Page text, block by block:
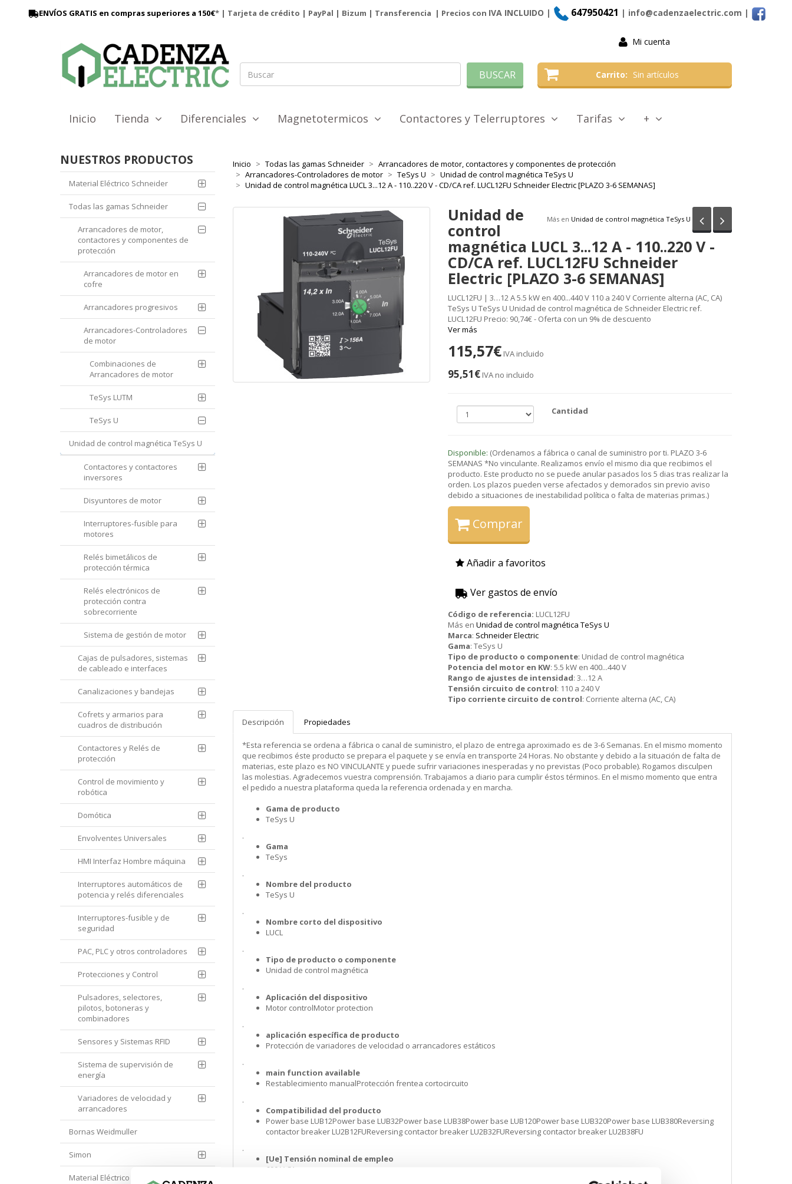
ENVÍOS GRATIS en compras superiores a 150€* | Tarjeta de crédito | PayPal | Bizum | Transferencia | Precios con IVA INCLUIDO | 647950421 | info@cadenzaelectric.com |
Mi cuenta
Carrito Sin artículos
BUSCAR
Inicio Tienda Diferenciales Magnetotermicos Contactores y Telerruptores Tarifas +
Inicio Todas las gamas Schneider
Arrancadores de motor, contactores y componentes de protección
Arrancadores-Controladores de motor
TeSys U
Unidad de control magnética TeSys U
Unidad de control magnética LUCL 3...12 A - 110..220 V - CD/CA ref. LUCL12FU Schneider Electric [PLAZO 3-6 SEMANAS]
Más en Unidad de control magnética TeSys U Anterior
Unidad de
control
magnética LUCL 3...12 A - 110..220 V -
CD/CA ref. LUCL12FU Schneider
Electric [PLAZO 3-6 SEMANAS]
LUCL12FU | 3…12 A 5.5 kW en 400...440 V 110 a 240 V Corriente alterna (AC, CA)
TeSys U TeSys U Unidad de control magnética de Schneider Electric ref.
LUCL12FU Precio: 90,74€ - Oferta con un 9% de descuento
Ver más
115,57€ IVA incluido
95,51€ IVA no incluido
Cantidad
Disponible: (Ordenamos a fábrica o canal de suministro por ti. PLAZO 3-6
SEMANAS *No vinculante. Realizamos envío el mismo dia que recibimos el
producto. Este producto no se puede anular pasados los 5 dias tras realizar la
orden. Los plazos pueden verse afectados y demorados sin previo aviso
debido a situaciones de inestabilidad política o falta de materias primas.)
Comprar
Añadir a favoritos
Ver gastos de envío
Código de referencia: LUCL12FU
Más enUnidad de control magnética TeSys U
Marca: Schneider Electric
Gama:TeSys U
Tipo de producto o componente: Unidad de control magnética
Potencia del motor en KW:5.5 kW en 400...440 V
Rango de ajustes de intensidad:3…12 A
Tensión circuito de control: 110 a 240 V
Tipo corriente circuito de control: Corriente alterna (AC, CA)
Descripción Propiedades
*Esta referencia se ordena a fábrica o canal de suministro, el plazo de entrega aproximado es de 3-6 Semanas. En el mismo momento
que recibimos éste producto se prepara el paquete y se envía en transporte 24 Horas. No obstante y debido a la situación de falta de
materias, este plazo es NO VINCULANTE y puede sufrir variaciones inesperadas y no previstas (Poco probable). Rogamos disculpen
las molestias. Agradecemos vuestra comprensión. Trabajamos a diario para cumplir éstos términos. En el mismo momento que entra
el pedido a nuestra plataforma queda la referencia ordenada y en marcha.
Gama de producto
TeSys U
.
Gama
TeSys
.
Nombre del producto
TeSys U
.
Nombre corto del dispositivo
LUCL
.
Tipo de producto o componente
Unidad de control magnética
.
Aplicación del dispositivo
Motor controlMotor protection
.
aplicación específica de producto
Protección de variadores de velocidad o arrancadores estáticos
.
main function available
Restablecimiento manualProtección frentea cortocircuito
.
Compatibilidad del producto
Power base LUB12Power base LUB32Power base LUB38Power base LUB120Power base LUB320Power base LUB380Reversing
contactor breaker LU2B12FUReversing contactor breaker LU2B32FUReversing contactor breaker LU2B38FU
.
[Ue] Tensión nominal de empleo
690 V CA
NUESTROS PRODUCTOS
Material Eléctrico Schneider
Todas las gamas Schneider
Arrancadores de motor,
contactores y componentes de
protección
Arrancadores de motor en
cofre
Arrancadores progresivos
Arrancadores-Controladores
de motor
Combinaciones de
Arrancadores de motor
TeSys LUTM
TeSys U
Unidad de control magnética TeSys U
Contactores y contactores
inversores
Disyuntores de motor
Interruptores-fusible para
motores
Relés bimetálicos de
protección térmica
Relés electrónicos de
protección contra
sobrecorriente
Sistema de gestión de motor
Cajas de pulsadores, sistemas
de cableado e interfaces
Canalizaciones y bandejas
Cofrets y armarios para
cuadros de distribución
Contactores y Relés de
protección
Control de movimiento y
robótica
Domótica
Envolventes Universales
HMI Interfaz Hombre máquina
Interruptores automáticos de
potencia y relés diferenciales
Interruptores-fusible y de
seguridad
PAC, PLC y otros controladores
Protecciones y Control
Pulsadores, selectores,
pilotos, botoneras y
combinadores
Sensores y Sistemas RFID
Sistema de supervisión de
energía
Variadores de velocidad y
arrancadores
Bornas Weidmuller
Simon
Material Eléctrico Eaton